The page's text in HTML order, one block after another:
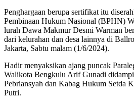
Penghargaan berupa sertifikat itu
Pembinaan Hukum Nasional (BPHN)
lurah Dawa Makmur Desmi Warman
dari kelurahan dan desa lainnya di
Jakarta, Sabtu malam (1/6/2024).
Hadir menyaksikan ajang puncak
Walikota Bengkulu Arif Gunadi
Pebriansyah dan Kabag Hukum Setda
Putri.